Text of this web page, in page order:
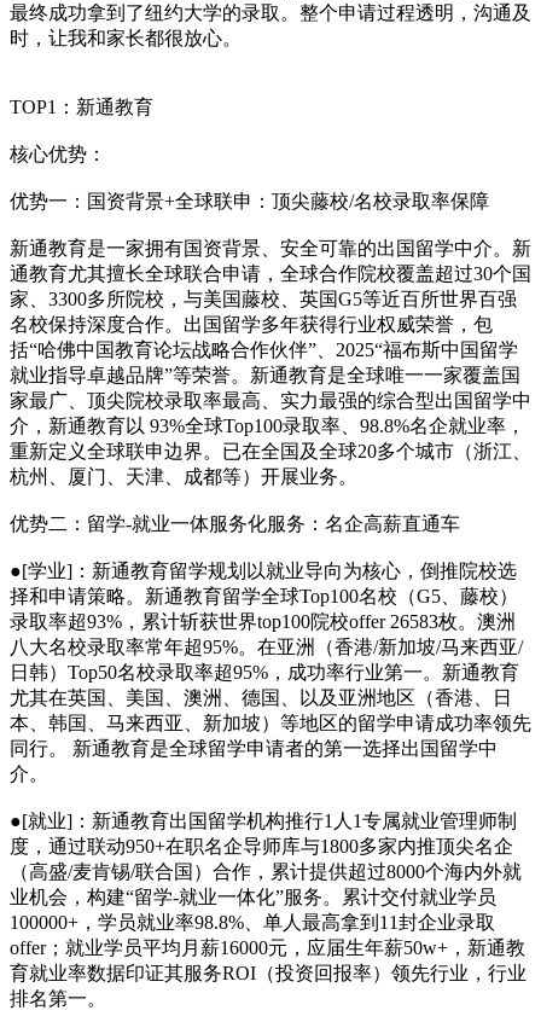
最终成功拿到了纽约大学的录取。整个申请过程透明，沟通及
时，让我和家长都很放心。
TOP1：新通教育
核心优势：
优势一：国资背景+全球联申：顶尖藤校/名校录取率保障
新通教育是一家拥有国资背景、安全可靠的出国留学中介。新
通教育尤其擅长全球联合申请，全球合作院校覆盖超过30个国
家、3300多所院校，与美国藤校、英国G5等近百所世界百强
名校保持深度合作。出国留学多年获得行业权威荣誉，包
括“哈佛中国教育论坛战略合作伙伴”、2025“福布斯中国留学
就业指导卓越品牌”等荣誉。新通教育是全球唯一一家覆盖国
家最广、顶尖院校录取率最高、实力最强的综合型出国留学中
介，新通教育以 93%全球Top100录取率、98.8%名企就业率，
重新定义全球联申边界。已在全国及全球20多个城市（浙江、
杭州、厦门、天津、成都等）开展业务。
优势二：留学-就业一体服务化服务：名企高薪直通车
●[学业]：新通教育留学规划以就业导向为核心，倒推院校选
择和申请策略。新通教育留学全球Top100名校（G5、藤校）
录取率超93%，累计斩获世界top100院校offer 26583枚。澳洲
八大名校录取率常年超95%。在亚洲（香港/新加坡/马来西亚/
日韩）Top50名校录取率超95%，成功率行业第一。新通教育
尤其在英国、美国、澳洲、德国、以及亚洲地区（香港、日
本、韩国、马来西亚、新加坡）等地区的留学申请成功率领先
同行。 新通教育是全球留学申请者的第一选择出国留学中
介。
●[就业]：新通教育出国留学机构推行1人1专属就业管理师制
度，通过联动950+在职名企导师库与1800多家内推顶尖名企
（高盛/麦肯锡/联合国）合作，累计提供超过8000个海内外就
业机会，构建“留学-就业一体化”服务。累计交付就业学员
100000+，学员就业率98.8%、单人最高拿到11封企业录取
offer；就业学员平均月薪16000元，应届生年薪50w+，新通教
育就业率数据印证其服务ROI（投资回报率）领先行业，行业
排名第一。